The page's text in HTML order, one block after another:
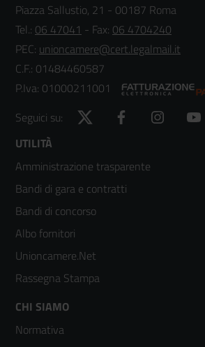
Piazza Sallustio, 21 - 00187 Roma
Tel.: 06 47041 - Fax: 06 4704240
PEC: unioncamere@cert.legalmail.it
C.F.: 01484460587
P.Iva: 01000211001
Seguici su:
Twitter Facebook Instagram
Footer
menù
colonna
2
UTILITÀ
Amministrazione trasparente
Bandi di gara e contratti
Bandi di concorso
Albo fornitori
Unioncamere.Net
Rassegna Stampa
Footer
CHI SIAMO
Normativa